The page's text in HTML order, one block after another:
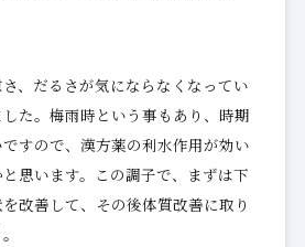
、だるさが気にならなくなってい
た。梅雨時という事もあり、時期
すので、漢方薬の利水作用が効い
思います。この調子で、まずは下
改善して、その後体質改善に取り